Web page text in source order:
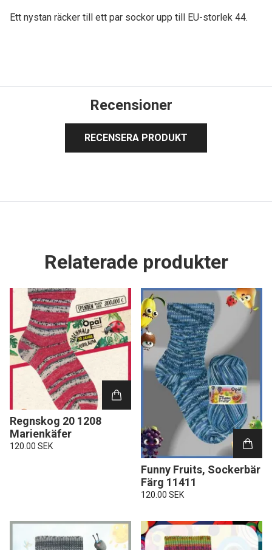
Ett nystan räcker till ett par sockor upp till EU-storlek 44.
Recensioner
RECENSERA PRODUKT
Relaterade produkter
Regnskog 20 1208
Marienkäfer
120.00 SEK
Funny Fruits, Sockerbär
Färg 11411
120.00 SEK